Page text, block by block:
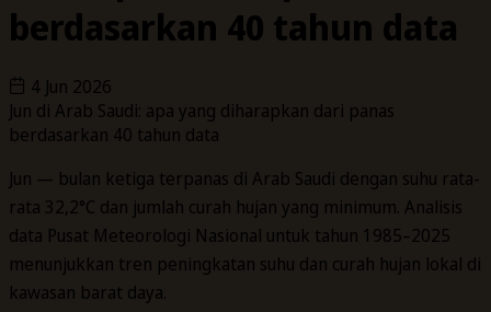
berdasarkan 40 tahun data
4 Jun 2026
Jun di Arab Saudi: apa yang diharapkan dari panas
berdasarkan 40 tahun data
Jun — bulan ketiga terpanas di Arab Saudi dengan suhu rata-
rata 32,2°C dan jumlah curah hujan yang minimum. Analisis
data Pusat Meteorologi Nasional untuk tahun 1985–2025
menunjukkan tren peningkatan suhu dan curah hujan lokal di
kawasan barat daya.